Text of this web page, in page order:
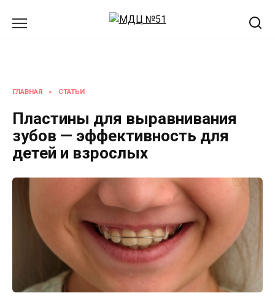
ГЛАВНАЯ » СТАТЬИ
Пластины для выравнивания
зубов — эффективность для
детей и взрослых